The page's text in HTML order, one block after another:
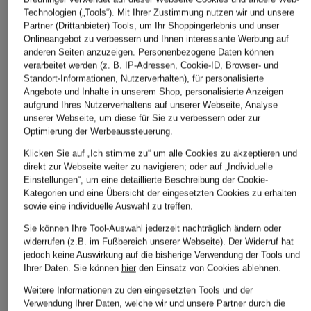
Technologien („Tools“). Mit Ihrer Zustimmung nutzen wir und unsere
Partner (Drittanbieter) Tools, um Ihr Shoppingerlebnis und unser
Onlineangebot zu verbessern und Ihnen interessante Werbung auf
anderen Seiten anzuzeigen. Personenbezogene Daten können
verarbeitet werden (z. B. IP-Adressen, Cookie-ID, Browser- und
Standort-Informationen, Nutzerverhalten), für personalisierte
Angebote und Inhalte in unserem Shop, personalisierte Anzeigen
aufgrund Ihres Nutzerverhaltens auf unserer Webseite, Analyse
unserer Webseite, um diese für Sie zu verbessern oder zur
Optimierung der Werbeaussteuerung.
Klicken Sie auf „Ich stimme zu“ um alle Cookies zu akzeptieren und
direkt zur Webseite weiter zu navigieren; oder auf „Individuelle
Einstellungen“, um eine detaillierte Beschreibung der Cookie-
Kategorien und eine Übersicht der eingesetzten Cookies zu erhalten
sowie eine individuelle Auswahl zu treffen.
Sie können Ihre Tool-Auswahl jederzeit nachträglich ändern oder
widerrufen (z.B. im Fußbereich unserer Webseite). Der Widerruf hat
jedoch keine Auswirkung auf die bisherige Verwendung der Tools und
Ihrer Daten. Sie können hierden Einsatz von Cookies ablehnen.
Weitere Informationen zu den eingesetzten Tools und der
Verwendung Ihrer Daten, welche wir und unsere Partner durch die